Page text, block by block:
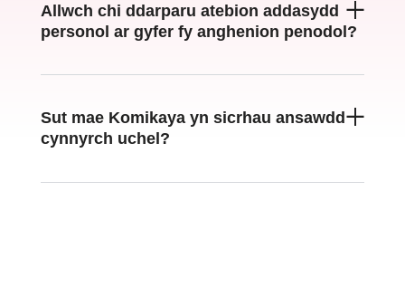
Allwch chi ddarparu atebion addasydd
personol ar gyfer fy anghenion penodol?
Sut mae Komikaya yn sicrhau ansawdd
cynnyrch uchel?